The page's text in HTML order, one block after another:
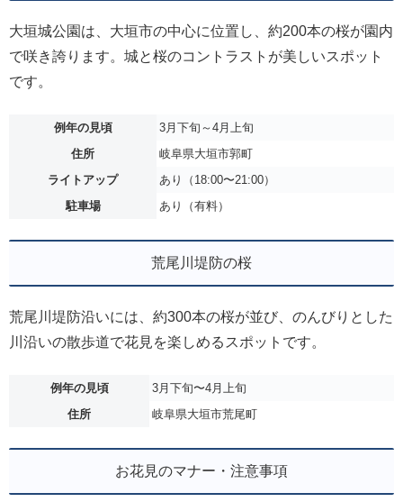
大垣城公園は、大垣市の中心に位置し、約200本の桜が園内
で咲き誇ります。城と桜のコントラストが美しいスポット
です。
例年の見頃
3月下旬～4月上旬
住所
岐阜県大垣市郭町
ライトアップ
あり（18:00〜21:00）
駐車場
あり（有料）
荒尾川堤防の桜
荒尾川堤防沿いには、約300本の桜が並び、のんびりとした
川沿いの散歩道で花見を楽しめるスポットです。
例年の見頃
3月下旬〜4月上旬
住所
岐阜県大垣市荒尾町
お花見のマナー・注意事項